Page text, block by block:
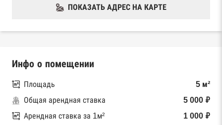
ПОКАЗАТЬ АДРЕС НА КАРТЕ
Инфо о помещении
Площадь
5 м²
Общая арендная ставка
5 000 ₽
Арендная ставка за 1м²
1 000 ₽